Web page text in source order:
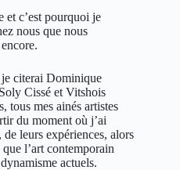
et c’est pourquoi je
nous que nous
citerai Dominique
Cissé et Vitshois
mes ainés artistes
du moment où j’ai
leurs expériences, alors
l’art contemporain
actuels.